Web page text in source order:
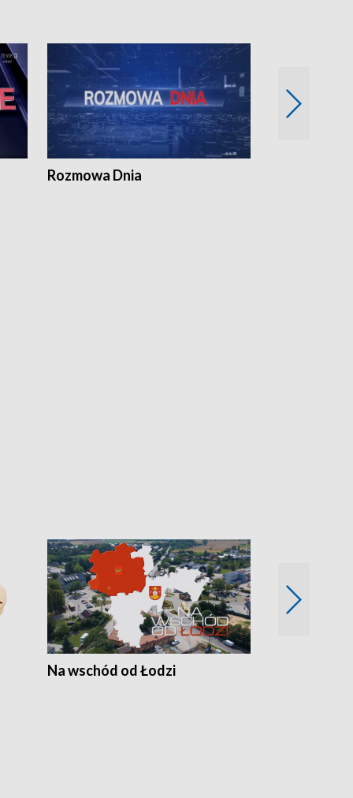
Rozmowa Dnia
Na wschód od Łodzi